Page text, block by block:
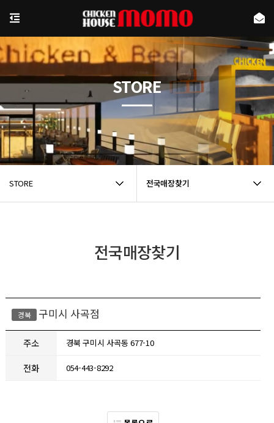
STORE 전국매장찾기
STORE
전국매장찾기
경북 구미시 사곡점
주소 경북 구미시 사곡동 677-10
전화 054-443-8292